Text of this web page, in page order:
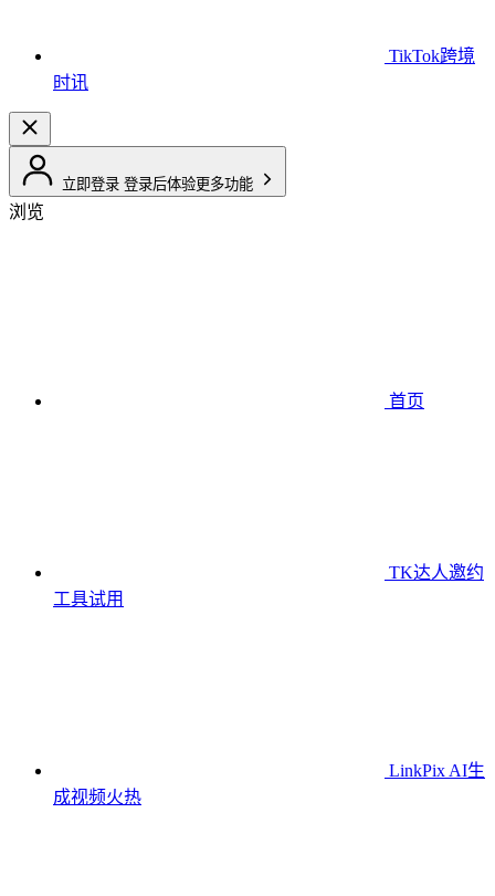
TikTok跨境
时讯
立即登录 登录后体验更多功能
浏览
首页
TK达人邀约
工具试用
LinkPix AI生
成视频火热